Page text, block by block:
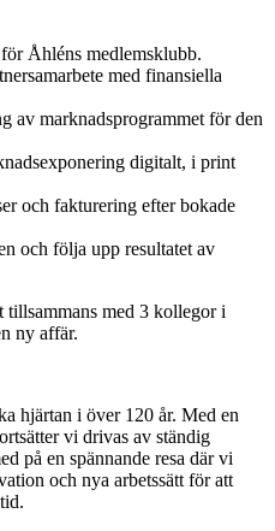
Åhléns medlemsklubb.
med finansiella
av marknadsprogrammet för den
digitalt, i print
och fakturering efter bokade
och följa upp resultatet av
tillsammans med 3 kollegor i
ny affär.
hjärtan i över 120 år. Med en
vi drivas av ständig
på en spännande resa där vi
och nya arbetssätt för att